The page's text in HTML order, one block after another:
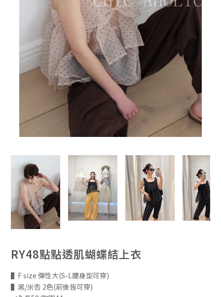
RY48點點透肌蝴蝶結上衣
▌F size 彈性大(S-L腰身型可穿)
▌黑/米杏 2色(前後皆可穿)